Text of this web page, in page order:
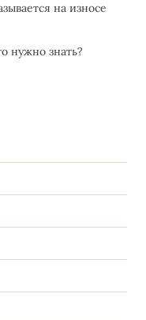
на износе
нужно знать?